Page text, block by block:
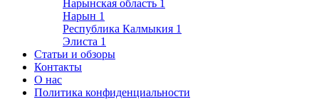
Нарынская область 1
Нарын 1
Республика Калмыкия 1
Элиста 1
Статьи и обзоры
Контакты
О нас
Политика конфиденциальности